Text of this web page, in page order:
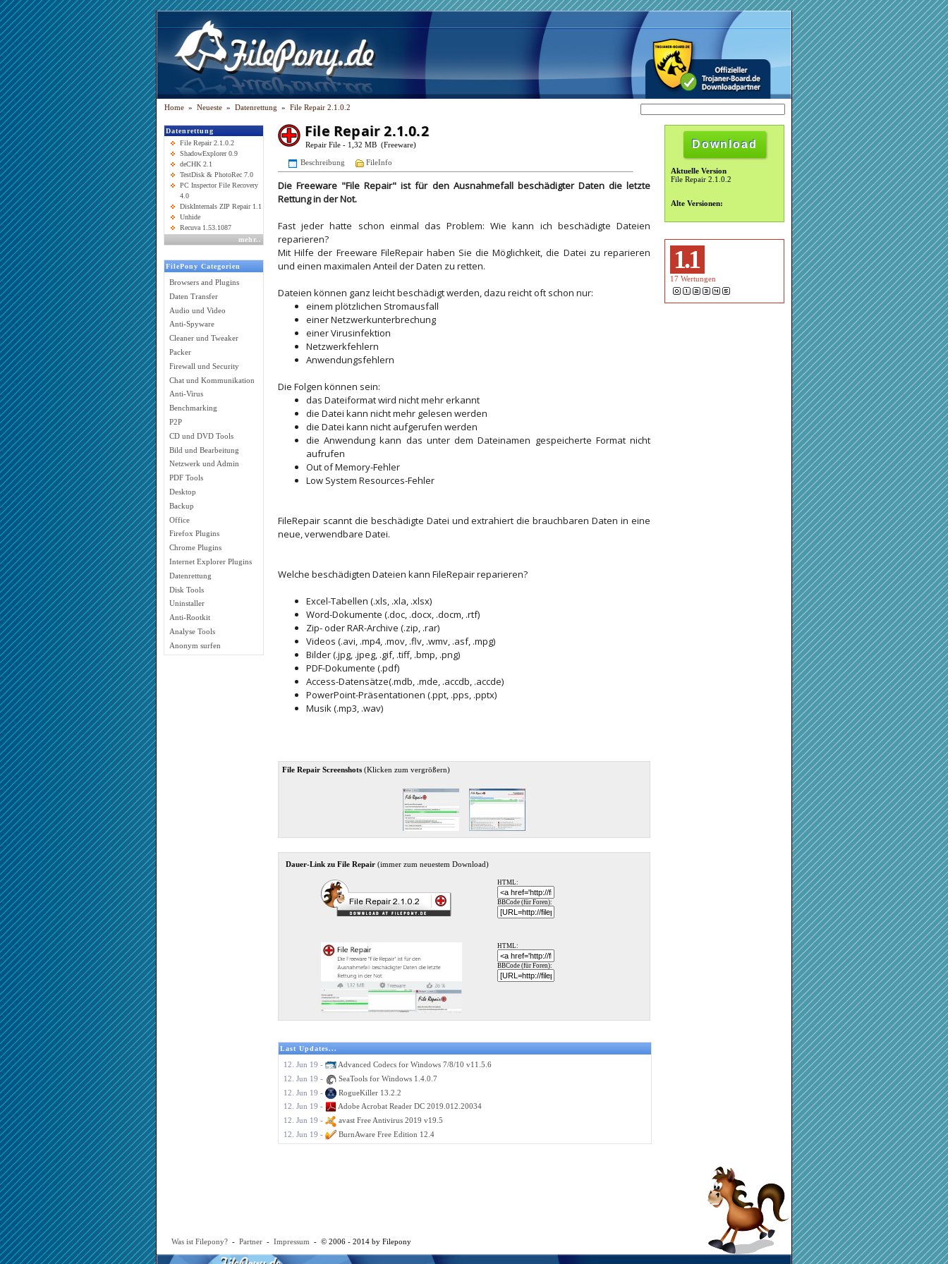
Home » Neueste » Datenrettung » File Repair 2.1.0.2
Datenrettung
File Repair 2.1.0.2
ShadowExplorer 0.9
deCHK 2.1
TestDisk & PhotoRec 7.0
PC Inspector File Recovery
4.0
DiskInternals ZIP Repair 1.1
Unhide
Recuva 1.53.1087
mehr..
FilePony Categorien
Browsers and Plugins
Daten Transfer
Audio und Video
Anti-Spyware
Cleaner und Tweaker
Packer
Firewall und Security
Chat und Kommunikation
Anti-Virus
Benchmarking
P2P
CD und DVD Tools
Bild und Bearbeitung
Netzwerk und Admin
PDF Tools
Desktop
Backup
Office
Firefox Plugins
Chrome Plugins
Internet Explorer Plugins
Datenrettung
Disk Tools
Uninstaller
Anti-Rootkit
Analyse Tools
Anonym surfen
File Repair 2.1.0.2
Repair File - 1,32 MB (Freeware)
Beschreibung FileInfo
Die Freeware "File Repair" ist für den Ausnahmefall beschädigter Daten die letzte
Rettung in der Not.
Fast jeder hatte schon einmal das Problem: Wie kann ich beschädigte Dateien
reparieren?
Mit Hilfe der Freeware FileRepair haben Sie die Möglichkeit, die Datei zu reparieren
und einen maximalen Anteil der Daten zu retten.
Dateien können ganz leicht beschädigt werden, dazu reicht oft schon nur:
einem plötzlichen Stromausfall
einer Netzwerkunterbrechung
einer Virusinfektion
Netzwerkfehlern
Anwendungsfehlern
Die Folgen können sein:
das Dateiformat wird nicht mehr erkannt
die Datei kann nicht mehr gelesen werden
die Datei kann nicht aufgerufen werden
die Anwendung kann das unter dem Dateinamen gespeicherte Format nicht
aufrufen
Out of Memory-Fehler
Low System Resources-Fehler
FileRepair scannt die beschädigte Datei und extrahiert die brauchbaren Daten in eine
neue, verwendbare Datei.
Welche beschädigten Dateien kann FileRepair reparieren?
Excel-Tabellen (.xls, .xla, .xlsx)
Word-Dokumente (.doc, .docx, .docm, .rtf)
Zip- oder RAR-Archive (.zip, .rar)
Videos (.avi, .mp4, .mov, .flv, .wmv, .asf, .mpg)
Bilder (.jpg, .jpeg, .gif, .tiff, .bmp, .png)
PDF-Dokumente (.pdf)
Access-Datensätze(.mdb, .mde, .accdb, .accde)
PowerPoint-Präsentationen (.ppt, .pps, .pptx)
Musik (.mp3, .wav)
File Repair Screenshots (Klicken zum vergrößern)
Dauer-Link zu File Repair (immer zum neuestem Download)
HTML:
BBCode (für Foren):
HTML:
BBCode (für Foren):
Last Updates...
12. Jun 19 -
Advanced Codecs for Windows 7/8/10 v11.5.6
12. Jun 19 -
SeaTools for Windows 1.4.0.7
12. Jun 19 -
RogueKiller 13.2.2
12. Jun 19 -
Adobe Acrobat Reader DC 2019.012.20034
12. Jun 19 -
avast Free Antivirus 2019 v19.5
12. Jun 19 -
BurnAware Free Edition 12.4
Download
Aktuelle Version
File Repair 2.1.0.2
Alte Versionen:
1.1
17 Wertungen
Was ist Filepony? - Partner - Impressum - © 2006 - 2014 by Filepony